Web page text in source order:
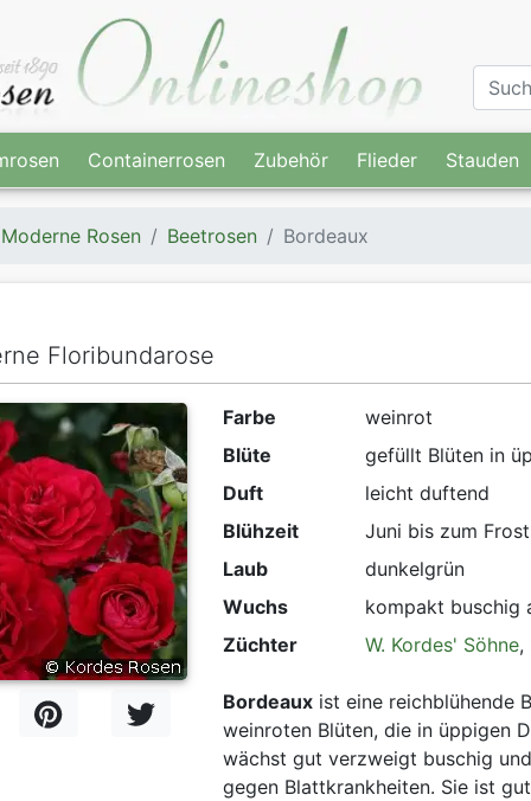
Containerrosen Zubehör Flieder Stauden
Moderne Rosen Beetrosen Bordeaux
Floribundarose
Farbe
weinrot
Blüte
gefüllt Blüten in
Duft
leicht duftend
Blühzeit
Juni bis zum Frost
Laub
dunkelgrün
Wuchs
kompakt buschig
Züchter
W. Kordes' Söhne,
Bordeauxist eine reichblühende
weinroten Blüten, die in üppigen
wächst gut verzweigt buschig
gegen Blattkrankheiten. Sie ist